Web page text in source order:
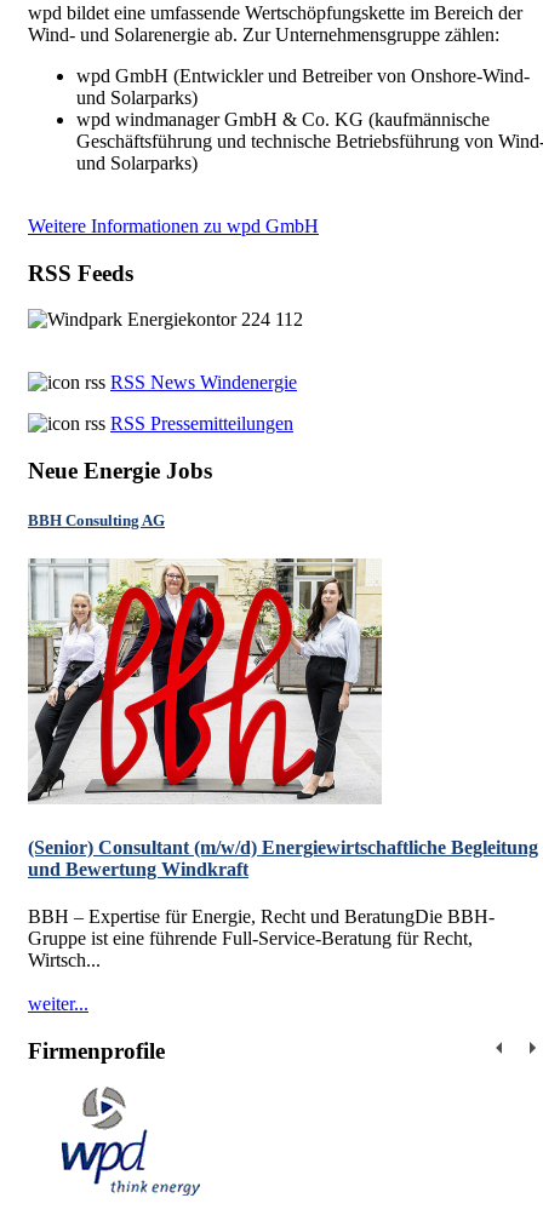
wpd bildet eine umfassende Wertschöpfungskette im Bereich der
Wind- und Solarenergie ab. Zur Unternehmensgruppe zählen:
wpd GmbH (Entwickler und Betreiber von Onshore-Wind-
und Solarparks)
wpd windmanager GmbH & Co. KG (kaufmännische
Geschäftsführung und technische Betriebsführung von
und Solarparks)
Weitere Informationen zu wpd GmbH
RSS Feeds
RSS News Windenergie
RSS Pressemitteilungen
Neue Energie Jobs
BBH Consulting AG
(Senior) Consultant (m/w/d) Energiewirtschaftliche Begleitung
und Bewertung Windkraft
BBH – Expertise für Energie, Recht und BeratungDie BBH-
Gruppe ist eine führende Full-Service-Beratung für Recht,
Wirtsch...
weiter...
Firmenprofile